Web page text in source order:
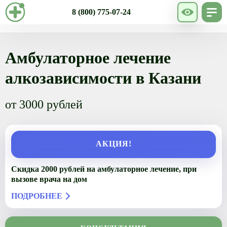
8 (800) 775-07-24
Амбулаторное лечение
алкозависимости в Казани
от 3000 рублей
АКЦИЯ!
Скидка 2000 рублей на амбулаторное лечение, при
вызове врача на дом
ПОДРОБНЕЕ